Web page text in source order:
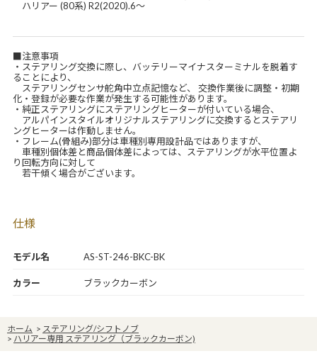
モデル名 AS-ST-246-BKC-BK
カラー ブラックカーボン
ハリアー (80系) R2(2020).6～
■注意事項
・ステアリング交換に際し、バッテリーマイナスターミナルを脱着す
ることにより、
ステアリングセンサ舵角中立点記憶など、 交換作業後に調整・初期
化・登録が必要な作業が発生する可能性があります。
・純正ステアリングにステアリングヒーターが付いている場合、
アルパインスタイルオリジナルステアリングに交換するとステアリ
ングヒーターは作動しません。
・フレーム(骨組み)部分は車種別専用設計品ではありますが、
車種別個体差と商品個体差によっては、ステアリングが水平位置よ
り回転方向に対して
若干傾く場合がございます。
仕様
ホーム > ステアリング/シフトノブ
> ハリアー専用 ステアリング（ブラックカーボン)